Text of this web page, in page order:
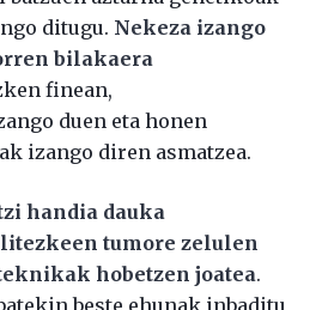
ditugu. Nekeza izango
bilakaera
finean,
duen eta honen
izango diren asmatzea.
handia dauka
tumore zelulen
hobetzen joatea.
beste ehunak inbaditu